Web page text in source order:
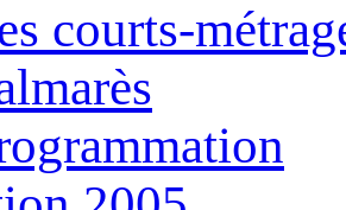
courts-